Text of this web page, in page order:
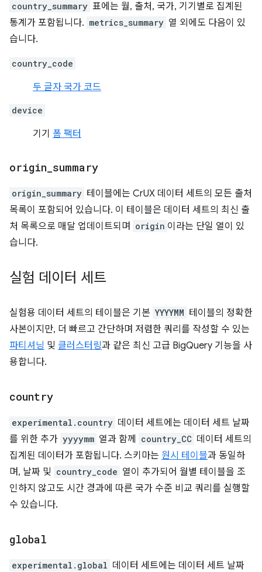
country_summary 표에는 월, 출처, 국가, 기기별로 집계된
통계가 포함됩니다. metrics_summary 열 외에도 다음이 있
습니다.
country_code
두 글자 국가 코드
device
기기 폼 팩터
origin summary
origin_summary 테이블에는 CrUX 데이터 세트의 모든 출처
목록이 포함되어 있습니다. 이 테이블은 데이터 세트의 최신 출
처 목록으로 매달 업데이트되며
origin 이라는 단일 열이 있
습니다.
실험 데이터 세트
실험용 데이터 세트의 테이블은 기본 YYYYMM 테이블의 정확한
사본이지만, 더 빠르고 간단하며 저렴한 쿼리를 작성할 수 있는
파티셔닝 및 클러스터링과 같은 최신 고급 BigQuery 기능을 사
용합니다.
country
experimental.country 데이터 세트에는 데이터 세트 날짜
를 위한 추가 yyyymm 열과 함께 country_CC 데이터 세트의
집계된 데이터가 포함됩니다. 스키마는 원시 테이블과 동일하
며, 날짜 및 country_code 열이 추가되어 월별 테이블을 조
인하지 않고도 시간 경과에 따른 국가 수준 비교 쿼리를 실행할
수 있습니다.
global
experimental.global 데이터 세트에는 데이터 세트 날짜